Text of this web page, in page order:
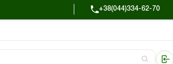
+38(044)334-62-70